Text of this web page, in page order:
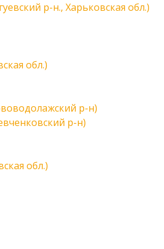
р-н., Харьковская обл.)
обл.)
р-н)
р-н)
обл.)